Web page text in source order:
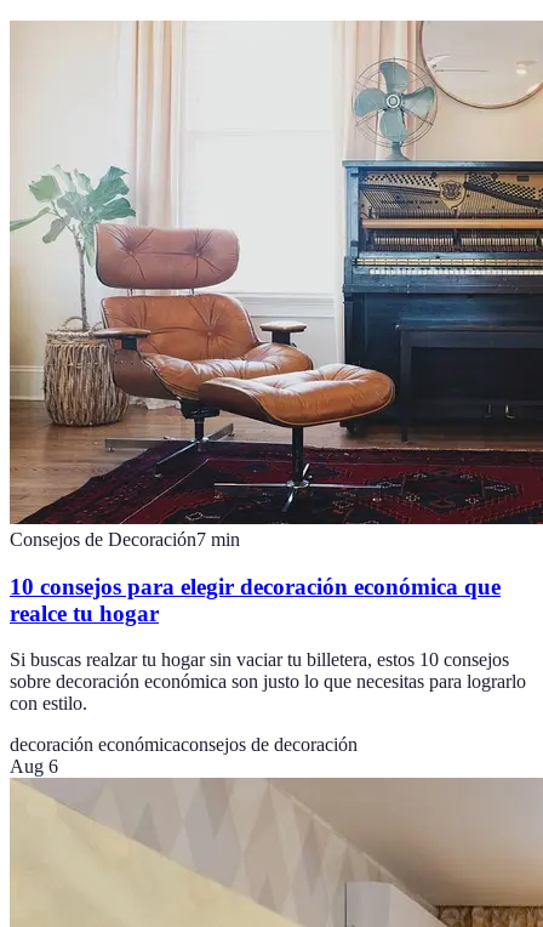
Consejos de Decoración7 min
10 consejos para elegir decoración económica que
realce tu hogar
Si buscas realzar tu hogar sin vaciar tu billetera, estos 10 consejos
sobre decoración económica son justo lo que necesitas para lograrlo
con estilo.
decoración económicaconsejos de decoración
Aug 6